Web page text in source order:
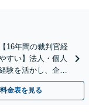
16年間の裁判官経
すい】法人・個人
験を活かし、企業
料金表を見る